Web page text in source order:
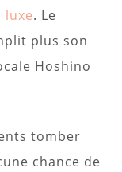
luxe. Le
plus son
Hoshino
tomber
chance de